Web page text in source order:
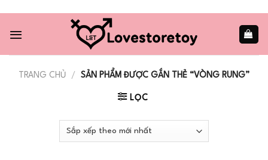
content
TRANG CHỦ / SẢN PHẨM ĐƯỢC GẮN THẺ “VÒNG RUNG”
LỌC